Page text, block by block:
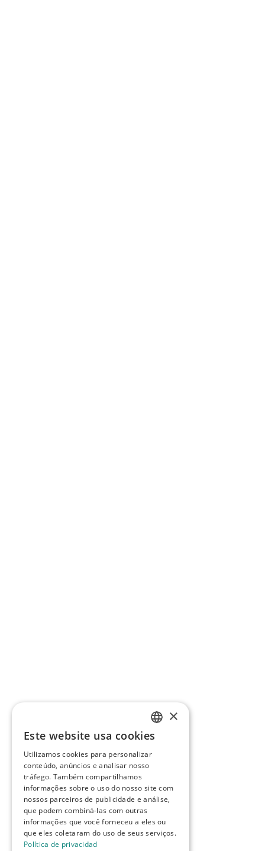
SPANISH
ENGLISH
PORTUGUESE
×
Este website usa cookies
Utilizamos cookies para personalizar
conteúdo, anúncios e analisar nosso
tráfego. Também compartilhamos
informações sobre o uso do nosso site com
nossos parceiros de publicidade e análise,
que podem combiná-las com outras
informações que você forneceu a eles ou
que eles coletaram do uso de seus serviços.
Política de privacidad